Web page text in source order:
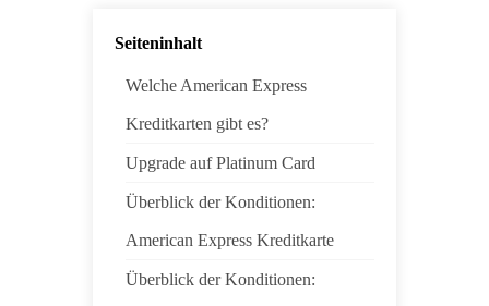
Seiteninhalt
Welche American Express
Kreditkarten gibt es?
Upgrade auf Platinum Card
Überblick der Konditionen:
American Express Kreditkarte
Überblick der Konditionen: